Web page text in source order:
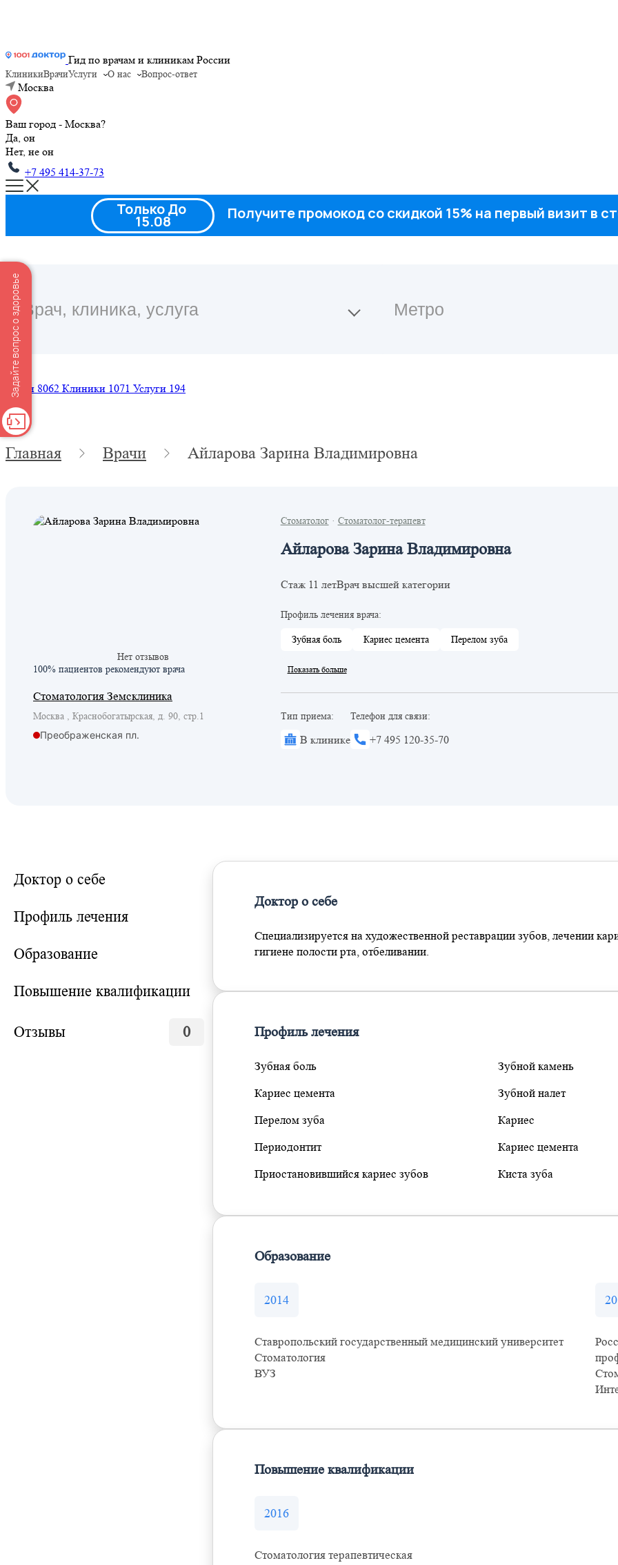
Гид по врачам и клиникам России
КлиникиВрачиУслуги О нас Вопрос-ответ
Москва
Ваш город - Москва?
Да, он
Нет, не он
+7 495 414-37-73
Врачи 8062 Клиники 1071 Услуги 194
Главная Врачи Айларова Зарина Владимировна
Нет отзывов
100% пациентов рекомендуют врача
Стоматология Земсклиника
Москва , Краснобогатырская, д. 90, стр.1
Преображенская пл.
Стоматолог· Стоматолог-терапевт
Айларова Зарина Владимировна
Стаж 11 летВрач высшей категории
Профиль лечения врача:
Зубная боль Кариес цемента Перелом зуба
Показать больше
Тип приема:
В клинике
Телефон для связи:
+7 495 120-35-70
Доктор о себе
Профиль лечения
Образование
Повышение квалификации
Отзывы 0
Доктор о себе
Специализируется на художественной реставрации зубов, лечении
гигиене полости рта, отбеливании.
Профиль лечения
Зубная боль
Кариес цемента
Перелом зуба
Периодонтит
Приостановившийся кариес зубов
Зубной камень
Зубной налет
Кариес
Кариес цемента
Киста зуба
Образование
2014
Ставропольский государственный медицинский университет
Стоматология
ВУЗ
Повышение квалификации
2016
Стоматология терапевтическая
Только До
15.08 Получите промокод со скидкой 15% на первый визит в
Задайте вопрос о здоровье